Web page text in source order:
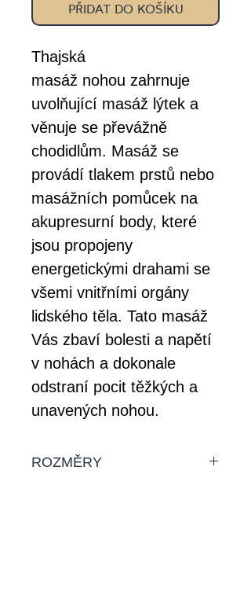
PŘIDAT DO KOŠÍKU
Thajská
masáž nohou zahrnuje
uvolňující masáž lýtek a
věnuje se převážně
chodidlům. Masáž se
provádí tlakem prstů nebo
masážních pomůcek na
akupresurní body, které
jsou propojeny
energetickými drahami se
všemi vnitřními orgány
lidského těla. Tato masáž
Vás zbaví bolesti a napětí
v nohách a dokonale
odstraní pocit těžkých a
unavených nohou.
ROZMĚRY